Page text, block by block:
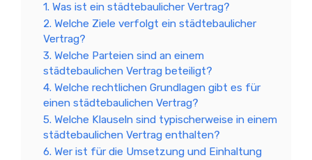
1. Was ist ein städtebaulicher Vertrag?
2. Welche Ziele verfolgt ein städtebaulicher
Vertrag?
3. Welche Parteien sind an einem
städtebaulichen Vertrag beteiligt?
4. Welche rechtlichen Grundlagen gibt es für
einen städtebaulichen Vertrag?
5. Welche Klauseln sind typischerweise in einem
städtebaulichen Vertrag enthalten?
6. Wer ist für die Umsetzung und Einhaltung